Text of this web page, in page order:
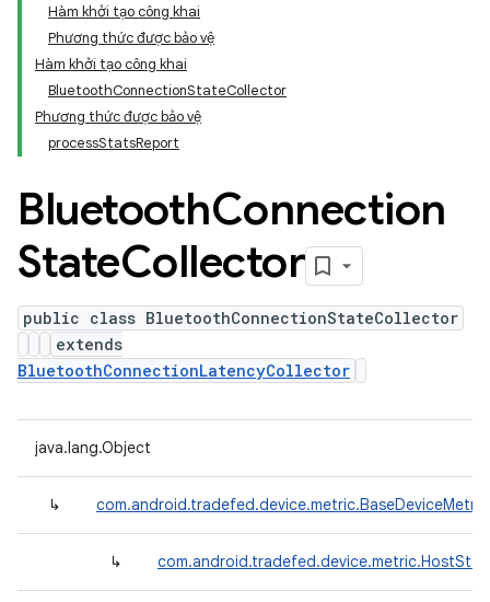
Hàm khởi tạo công khai
Phương thức được bảo vệ
Hàm khởi tạo công khai
BluetoothConnectionStateCollector
Phương thức được bảo vệ
processStatsReport
BluetoothConnection
StateCollector
public class BluetoothConnectionStateCollector
extends
BluetoothConnectionLatencyCollector
java.lang.Object
↳
↳